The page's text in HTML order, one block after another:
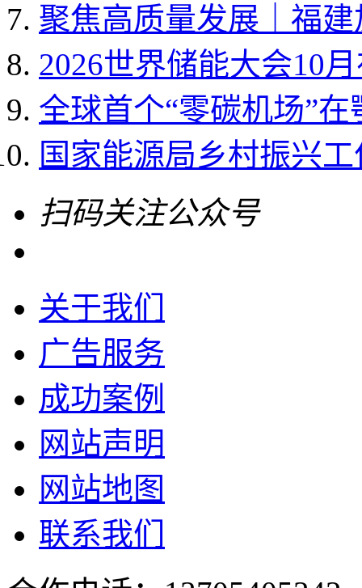
聚焦高质量发展｜福
2026世界储能大会10
全球首个“零碳机场”
国家能源局乡村振兴
扫码关注公众号
关于我们
广告服务
成功案例
网站声明
网站地图
联系我们